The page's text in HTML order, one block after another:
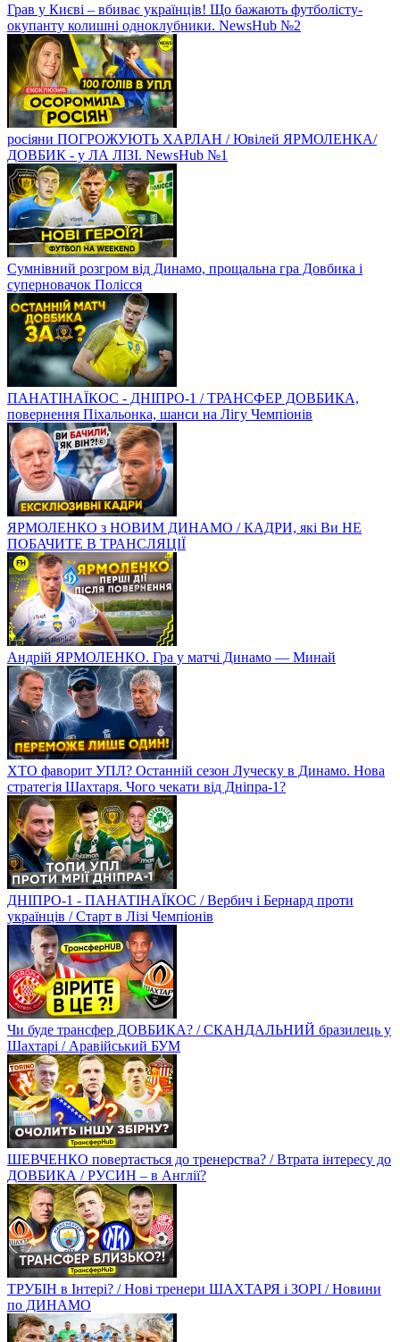
Грав у Києві – вбиває українців! Що бажають футболісту-
окупанту колишні одноклубники. NewsHub №2
росіяни ПОГРОЖУЮТЬ ХАРЛАН / Ювілей ЯРМОЛЕНКА/
ДОВБИК - у ЛА ЛІЗІ. NewsHub №1
Сумнівний розгром від Динамо, прощальна гра Довбика і
суперновачок Полісся
ПАНАТІНАЇКОС - ДНІПРО-1 / ТРАНСФЕР ДОВБИКА,
повернення Піхальонка, шанси на Лігу Чемпіонів
ЯРМОЛЕНКО з НОВИМ ДИНАМО / КАДРИ, які Ви НЕ
ПОБАЧИТЕ В ТРАНСЛЯЦІЇ
Андрій ЯРМОЛЕНКО. Гра у матчі Динамо — Минай
ХТО фаворит УПЛ? Останній сезон Луческу в Динамо. Нова
стратегія Шахтаря. Чого чекати від Дніпра-1?
ДНІПРО-1 - ПАНАТІНАЇКОС / Вербич і Бернард проти
українців / Старт в Лізі Чемпіонів
Чи буде трансфер ДОВБИКА? / СКАНДАЛЬНИЙ бразилець у
Шахтарі / Аравійський БУМ
ШЕВЧЕНКО повертається до тренерства? / Втрата інтересу до
ДОВБИКА / РУСИН – в Англії?
ТРУБІН в Інтері? / Нові тренери ШАХТАРЯ і ЗОРІ / Новини
по ДИНАМО